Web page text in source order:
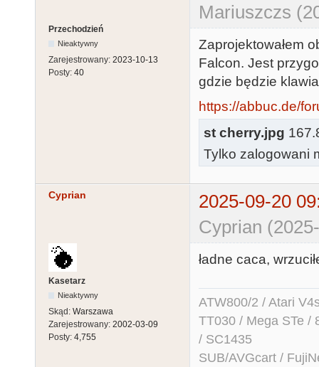
Mariuszczs
Przechodzień
Nieaktywny
Zarejestrowany: 2023-10-13
Posty: 40
Zaprojektowałem
Falcon. Jest
gdzie będzie
https://abbuc.de/
st cherry.jpg
Tylko zalogowani
Cyprian
2025-09-20
Cyprian
Kasetarz
Nieaktywny
Skąd: Warszawa
Zarejestrowany: 2002-03-09
Posty: 4,755
ładne caca,
ATW800/2 / Atari
TT030 / Mega STe /
/ SC1435
SUB/AVGcart /